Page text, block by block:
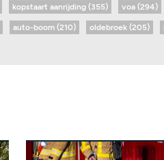
kopstaart aanrijding (355) voa (294)
auto-boom (210) oldebroek (205)